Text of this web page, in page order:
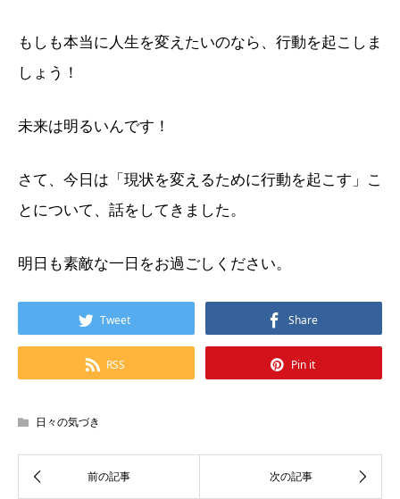
もしも本当に人生を変えたいのなら、行動を起こしま
しょう！
未来は明るいんです！
さて、今日は「現状を変えるために行動を起こす」こ
とについて、話をしてきました。
明日も素敵な一日をお過ごしください。
Tweet Share
RSS Pin it
日々の気づき